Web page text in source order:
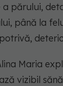
părului,
până la
Maria
vizibil